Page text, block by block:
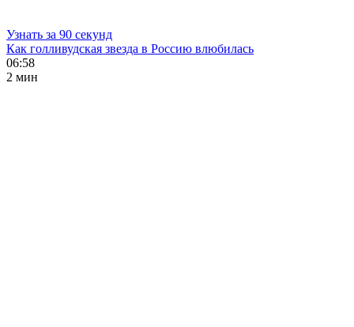
Узнать за 90 секунд
Как голливудская звезда в Россию влюбилась
06:58
2 мин